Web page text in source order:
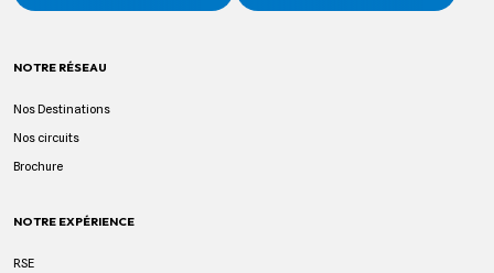
NOTRE RÉSEAU
Nos Destinations
Nos circuits
Brochure
NOTRE EXPÉRIENCE
RSE